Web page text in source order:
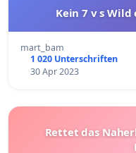
Kein 7 v s Wild
mart_bam
1 020 Unterschriften
30 Apr 2023
Rettet das